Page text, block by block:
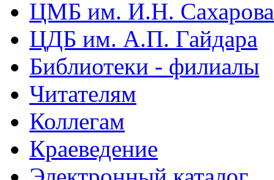
ЦМБ им. И.Н. Сахарова
ЦДБ им. А.П. Гайдара
Библиотеки - филиалы
Читателям
Коллегам
Краеведение